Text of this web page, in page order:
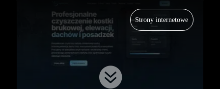
Strony internetowe
